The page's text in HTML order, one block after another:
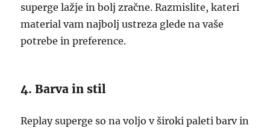
superge lažje in bolj zračne. Razmislite, kateri
material vam najbolj ustreza glede na vaše
potrebe in preference.
4. Barva in stil
Replay superge so na voljo v široki paleti barv in